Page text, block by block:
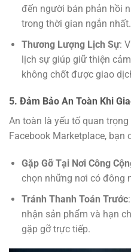
đến người bán phản hồi
trong thời gian ngắn nhất.
Thương Lượng Lịch Sự:
lịch sự giúp giữ thiện
không chốt được giao
5. Đảm Bảo An Toàn Khi
An toàn là yếu tố quan
Facebook Marketplace, bạn
Gặp Gỡ Tại Nơi Công
chọn những nơi có đông
Tránh Thanh Toán Trước
nhận sản phẩm và hạn
gặp gỡ trực tiếp.